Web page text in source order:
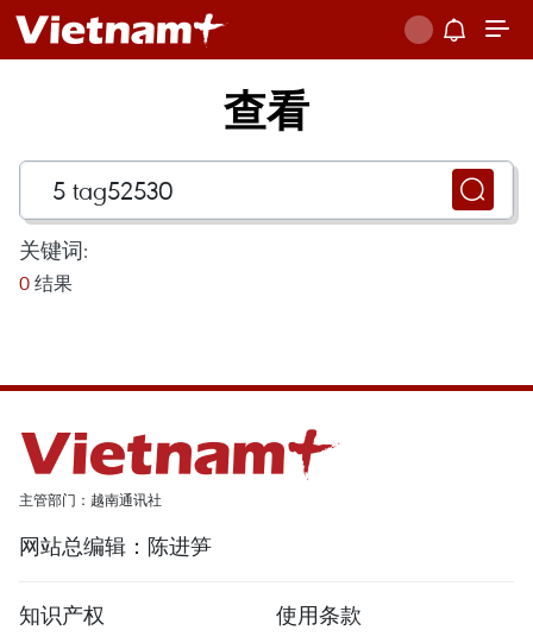
查看
关键词:
0 结果
主管部门：越南通讯社
网站总编辑：陈进笋
知识产权
使用条款